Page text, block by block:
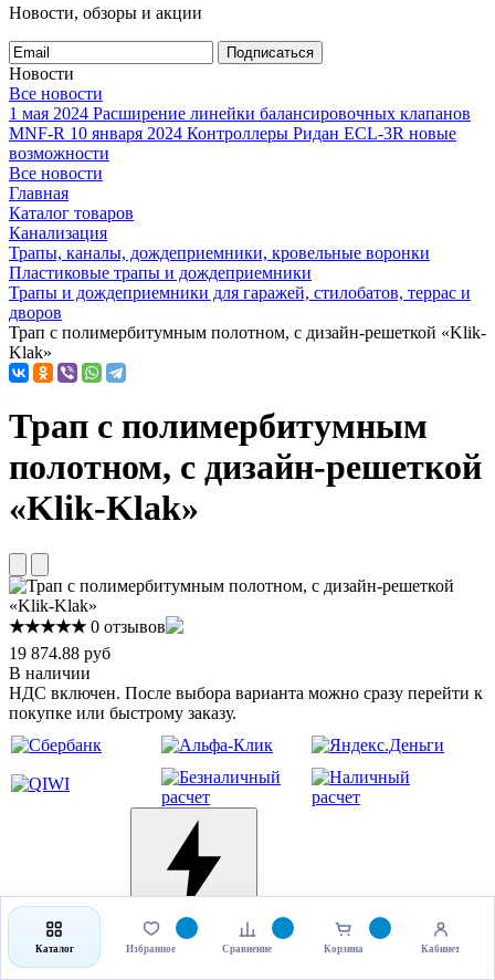
Новости, обзоры и акции
Подписаться
Новости
Все новости
1 мая 2024 Расширение линейки балансировочных клапанов
MNF-R 10 января 2024 Контроллеры Ридан ECL-3R новые
возможности
Все новости
Главная
Каталог товаров
Канализация
Трапы, каналы, дождеприемники, кровельные воронки
Пластиковые трапы и дождеприемники
Трапы и дождеприемники для гаражей, стилобатов, террас и
дворов
Трап с полимербитумным полотном, с дизайн-решеткой «Klik-
Klak»
Трап с полимербитумным
полотном, с дизайн-решеткой
«Klik-Klak»
★★★★★ 0 отзывов
19 874.88 руб
В наличии
НДС включен. После выбора варианта можно сразу перейти к
покупке или быстрому заказу.
Выбрать товар
Купить в 1 клик
Каталог Избранное Сравнение Корзина Кабинет